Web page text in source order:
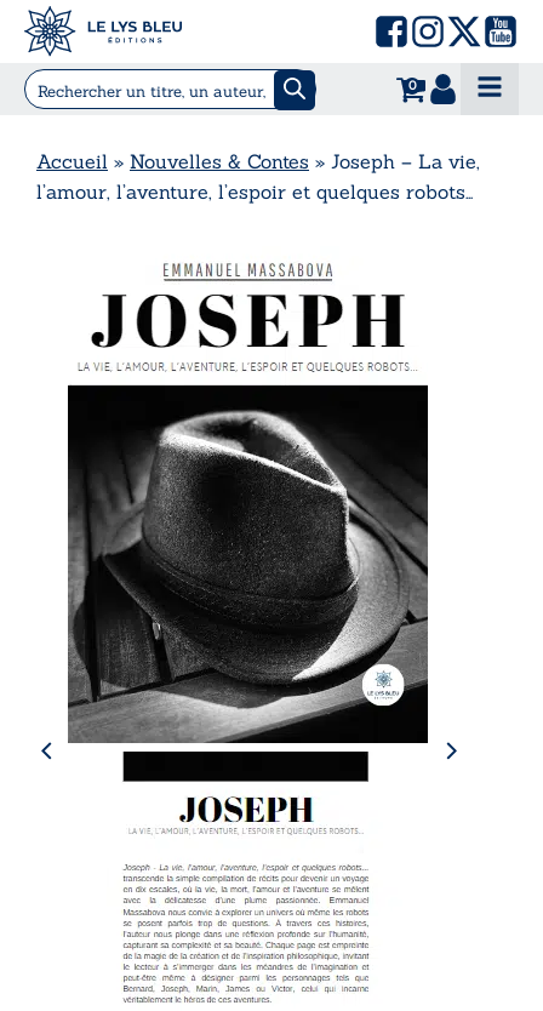
0
Accueil » Nouvelles & Contes » Joseph – La vie,
l’amour, l’aventure, l’espoir et quelques robots…